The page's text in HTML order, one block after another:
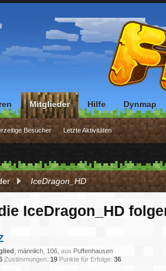
IceDragon_HD
IceDragon_HD
, männlich, 106, aus Puffenhausen
Zustimmungen: 19 Punkte für Erfolge: 36
Mitglieder
Besucher Letzte Aktivitäten
Hilfe Dynmap